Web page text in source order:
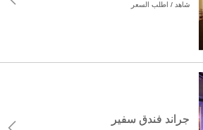
شاهد / اطلب السعر
جراند فندق سفير